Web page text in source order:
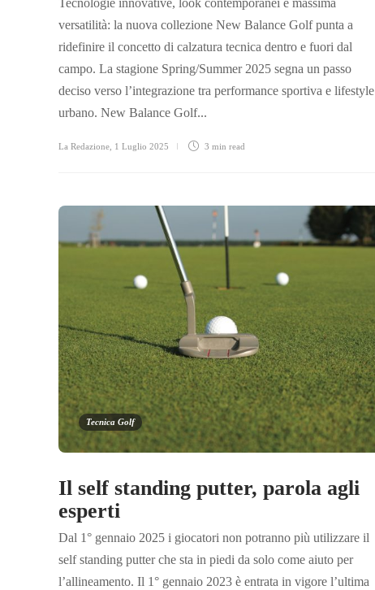
Tecnologie innovative, look contemporanei e massima
versatilità: la nuova collezione New Balance Golf punta a
ridefinire il concetto di calzatura tecnica dentro e fuori dal
campo. La stagione Spring/Summer 2025 segna un passo
deciso verso l’integrazione tra performance sportiva e lifestyle
urbano. New Balance Golf...
La Redazione 1 Luglio 2025 3 min read
Tecnica Golf
Il self standing putter, parola agli
esperti
Dal 1° gennaio 2025 i giocatori non potranno più utilizzare il
self standing putter che sta in piedi da solo come aiuto per
l’allineamento. Il 1° gennaio 2023 è entrata in vigore l’ultima